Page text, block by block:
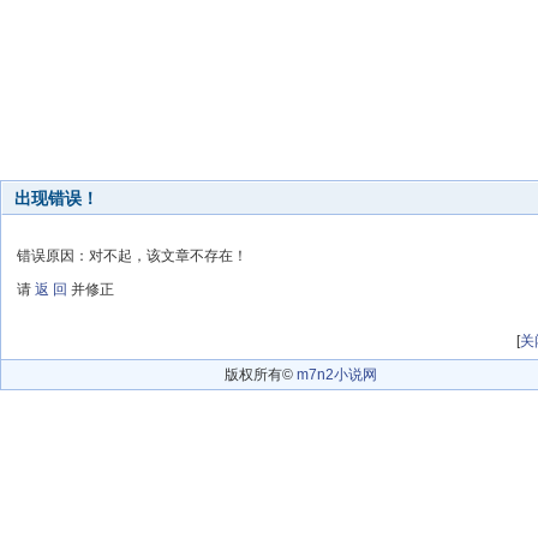
出现错误！
错误原因：对不起，该文章不存在！
请 返 回 并修正
[关
版权所有© m7n2小说网